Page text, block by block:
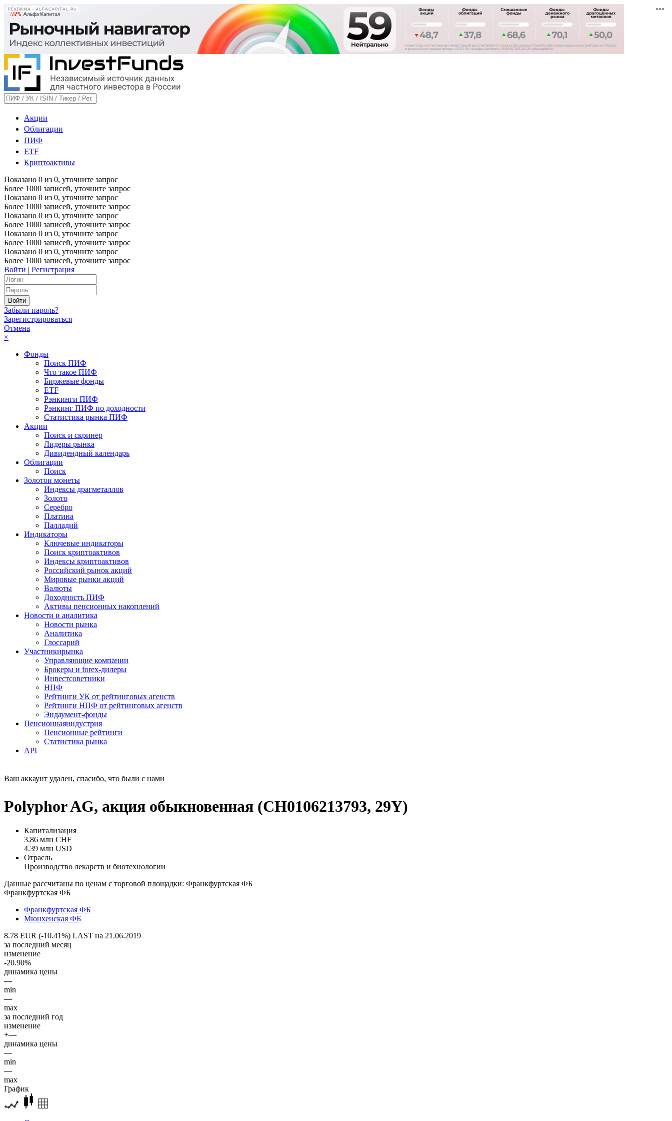
РЕКЛАМА • ALFACAPITAL.RU
Акции
Облигации
ПИФ
ETF
Криптоактивы
Показано 0 из 0, уточните запрос
Более 1000 записей, уточните запрос
Показано 0 из 0, уточните запрос
Более 1000 записей, уточните запрос
Показано 0 из 0, уточните запрос
Более 1000 записей, уточните запрос
Показано 0 из 0, уточните запрос
Более 1000 записей, уточните запрос
Показано 0 из 0, уточните запрос
Более 1000 записей, уточните запрос
Войти | Регистрация
Забыли пароль?
Зарегистрироваться
Отмена
×
Фонды
Поиск ПИФ
Что такое ПИФ
Биржевые фонды
ETF
Рэнкинги ПИФ
Рэнкинг ПИФ по доходности
Статистика рынка ПИФ
Акции
Поиск и скринер
Лидеры рынка
Дивидендный календарь
Облигации
Поиск
Золотои монеты
Индексы драгметаллов
Золото
Серебро
Платина
Палладий
Индикаторы
Ключевые индикаторы
Поиск криптоактивов
Индексы криптоактивов
Российский рынок акций
Мировые рынки акций
Валюты
Доходность ПИФ
Активы пенсионных накоплений
Новости и аналитика
Новости рынка
Аналитика
Глоссарий
Участникирынка
Управляющие компании
Брокеры и forex-дилеры
Инвестсоветники
НПФ
Рейтинги УК от рейтинговых агенств
Рейтинги НПФ от рейтинговых агенств
Эндаумент-фонды
Пенсионнаяиндустрия
Пенсионные рейтинги
Статистика рынка
API
Ваш аккаунт удален, спасибо, что были с нами
Polyphor AG, акция обыкновенная (CH0106213793, 29Y)
Капитализация
3.86 млн CHF
4.39 млн USD
Отрасль
Производство лекарств и биотехнологии
Данные рассчитаны по ценам с торговой площадки: Франкфуртская ФБ
Франкфуртская ФБ
Франкфуртская ФБ
Мюнхенская ФБ
8.78 EUR (-10.41%) LAST на 21.06.2019
за последний месяц
изменение
-20.90%
динамика цены
—
min
—
max
за последний год
изменение
+—
динамика цены
—
min
—
max
График